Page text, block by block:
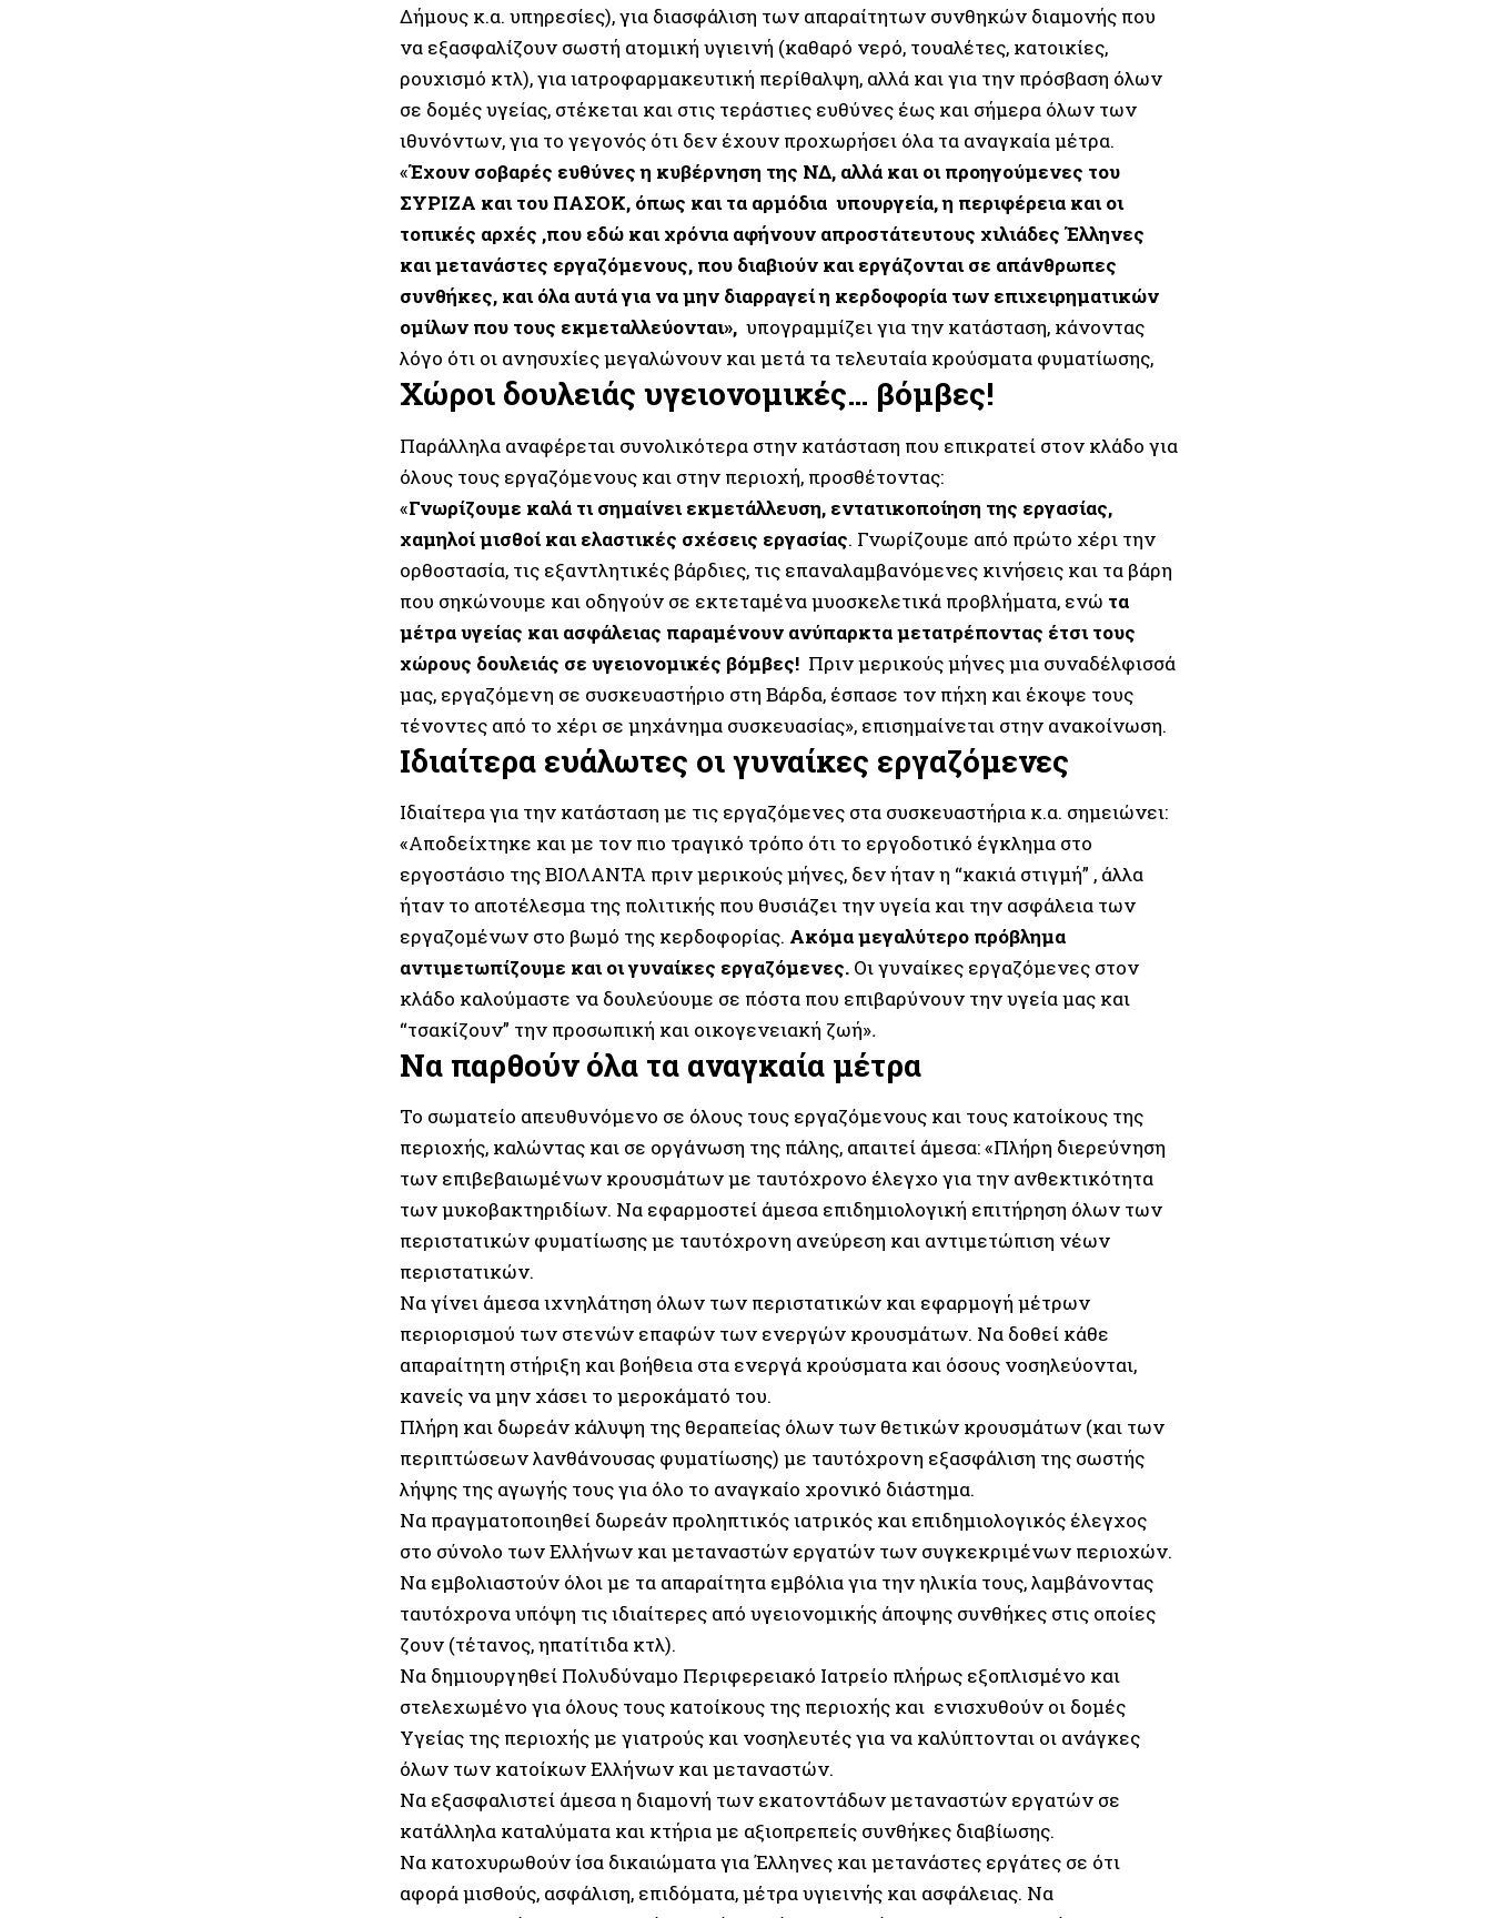
Δήμους κ.α. υπηρεσίες), για διασφάλιση των απαραίτητων συνθηκών διαμονής που
να εξασφαλίζουν σωστή ατομική υγιεινή (καθαρό νερό, τουαλέτες, κατοικίες,
ρουχισμό κτλ), για ιατροφαρμακευτική περίθαλψη, αλλά και για την πρόσβαση όλων
σε δομές υγείας, στέκεται και στις τεράστιες ευθύνες έως και σήμερα όλων των
ιθυνόντων, για το γεγονός ότι δεν έχουν προχωρήσει όλα τα αναγκαία μέτρα.
«Έχουν σοβαρές ευθύνες η κυβέρνηση της ΝΔ, αλλά και οι προηγούμενες του
ΣΥΡΙΖΑ και του ΠΑΣΟΚ, όπως και τα αρμόδια υπουργεία, η περιφέρεια και οι
τοπικές αρχές ,που εδώ και χρόνια αφήνουν απροστάτευτους χιλιάδες Έλληνες
και μετανάστες εργαζόμενους, που διαβιούν και εργάζονται σε απάνθρωπες
συνθήκες, και όλα αυτά για να μην διαρραγεί η κερδοφορία των επιχειρηματικών
ομίλων που τους εκμεταλλεύονται», υπογραμμίζει για την κατάσταση, κάνοντας
λόγο ότι οι ανησυχίες μεγαλώνουν και μετά τα τελευταία κρούσματα φυματίωσης,
Χώροι δουλειάς υγειονομικές… βόμβες!
Παράλληλα αναφέρεται συνολικότερα στην κατάσταση που επικρατεί στον κλάδο για
όλους τους εργαζόμενους και στην περιοχή, προσθέτοντας:
«Γνωρίζουμε καλά τι σημαίνει εκμετάλλευση, εντατικοποίηση της εργασίας,
χαμηλοί μισθοί και ελαστικές σχέσεις εργασίας. Γνωρίζουμε από πρώτο χέρι την
ορθοστασία, τις εξαντλητικές βάρδιες, τις επαναλαμβανόμενες κινήσεις και τα βάρη
που σηκώνουμε και οδηγούν σε εκτεταμένα μυοσκελετικά προβλήματα, ενώ τα
μέτρα υγείας και ασφάλειας παραμένουν ανύπαρκτα μετατρέποντας έτσι τους
χώρους δουλειάς σε υγειονομικές βόμβες! Πριν μερικούς μήνες μια συναδέλφισσά
μας, εργαζόμενη σε συσκευαστήριο στη Βάρδα, έσπασε τον πήχη και έκοψε τους
τένοντες από το χέρι σε μηχάνημα συσκευασίας», επισημαίνεται στην ανακοίνωση.
Ιδιαίτερα ευάλωτες οι γυναίκες εργαζόμενες
Ιδιαίτερα για την κατάσταση με τις εργαζόμενες στα συσκευαστήρια κ.α. σημειώνει:
«Αποδείχτηκε και με τον πιο τραγικό τρόπο ότι το εργοδοτικό έγκλημα στο
εργοστάσιο της ΒΙΟΛΑΝΤΑ πριν μερικούς μήνες, δεν ήταν η “κακιά στιγμή” , άλλα
ήταν το αποτέλεσμα της πολιτικής που θυσιάζει την υγεία και την ασφάλεια των
εργαζομένων στο βωμό της κερδοφορίας. Ακόμα μεγαλύτερο πρόβλημα
αντιμετωπίζουμε και οι γυναίκες εργαζόμενες. Οι γυναίκες εργαζόμενες στον
κλάδο καλούμαστε να δουλεύουμε σε πόστα που επιβαρύνουν την υγεία μας και
“τσακίζουν” την προσωπική και οικογενειακή ζωή».
Να παρθούν όλα τα αναγκαία μέτρα
Το σωματείο απευθυνόμενο σε όλους τους εργαζόμενους και τους κατοίκους της
περιοχής, καλώντας και σε οργάνωση της πάλης, απαιτεί άμεσα: «Πλήρη διερεύνηση
των επιβεβαιωμένων κρουσμάτων με ταυτόχρονο έλεγχο για την ανθεκτικότητα
των μυκοβακτηριδίων. Να εφαρμοστεί άμεσα επιδημιολογική επιτήρηση όλων των
περιστατικών φυματίωσης με ταυτόχρονη ανεύρεση και αντιμετώπιση νέων
περιστατικών.
Να γίνει άμεσα ιχνηλάτηση όλων των περιστατικών και εφαρμογή μέτρων
περιορισμού των στενών επαφών των ενεργών κρουσμάτων. Να δοθεί κάθε
απαραίτητη στήριξη και βοήθεια στα ενεργά κρούσματα και όσους νοσηλεύονται,
κανείς να μην χάσει το μεροκάματό του.
Πλήρη και δωρεάν κάλυψη της θεραπείας όλων των θετικών κρουσμάτων (και των
περιπτώσεων λανθάνουσας φυματίωσης) με ταυτόχρονη εξασφάλιση της σωστής
λήψης της αγωγής τους για όλο το αναγκαίο χρονικό διάστημα.
Να πραγματοποιηθεί δωρεάν προληπτικός ιατρικός και επιδημιολογικός έλεγχος
στο σύνολο των Ελλήνων και μεταναστών εργατών των συγκεκριμένων περιοχών.
Να εμβολιαστούν όλοι με τα απαραίτητα εμβόλια για την ηλικία τους, λαμβάνοντας
ταυτόχρονα υπόψη τις ιδιαίτερες από υγειονομικής άποψης συνθήκες στις οποίες
ζουν (τέτανος, ηπατίτιδα κτλ).
Να δημιουργηθεί Πολυδύναμο Περιφερειακό Ιατρείο πλήρως εξοπλισμένο και
στελεχωμένο για όλους τους κατοίκους της περιοχής και ενισχυθούν οι δομές
Υγείας της περιοχής με γιατρούς και νοσηλευτές για να καλύπτονται οι ανάγκες
όλων των κατοίκων Ελλήνων και μεταναστών.
Να εξασφαλιστεί άμεσα η διαμονή των εκατοντάδων μεταναστών εργατών σε
κατάλληλα καταλύματα και κτήρια με αξιοπρεπείς συνθήκες διαβίωσης.
Να κατοχυρωθούν ίσα δικαιώματα για Έλληνες και μετανάστες εργάτες σε ότι
αφορά μισθούς, ασφάλιση, επιδόματα, μέτρα υγιεινής και ασφάλειας. Να